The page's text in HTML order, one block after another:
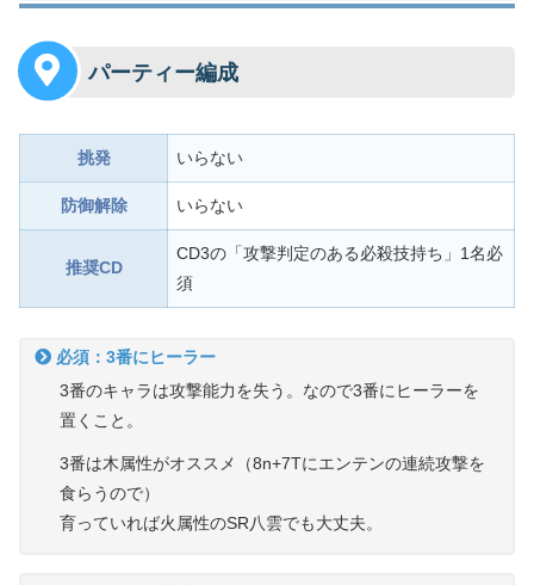
パーティー編成
挑発 いらない
防御解除 いらない
推奨CD
CD3の「攻撃判定のある必殺技持ち」1名必
須
必須：3番にヒーラー
3番のキャラは攻撃能力を失う。なので3番にヒーラーを
置くこと。
3番は木属性がオススメ（8n+7Tにエンテンの連続攻撃を
食らうので）
育っていれば火属性のSR八雲でも大丈夫。